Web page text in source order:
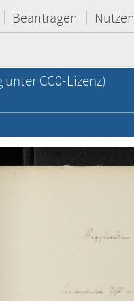
Beantragen Nutzen
CC0-Lizenz)